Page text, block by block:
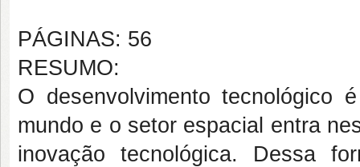
PÁGINAS: 56
RESUMO:
O desenvolvimento tecnológico
mundo e o setor espacial entra
inovação tecnológica. Dessa